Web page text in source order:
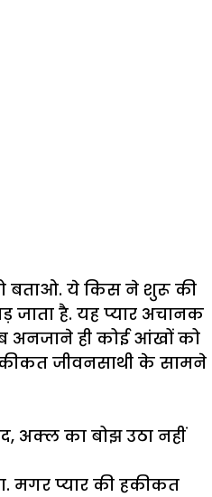
बताओ. ये किस ने शुरू की
जाता है. यह प्यार अचानक
अनजाने ही कोई आंखों को
जीवनसाथी के सामने
अक्ल का बोझ उठा नहीं
मगर प्यार की हकीकत